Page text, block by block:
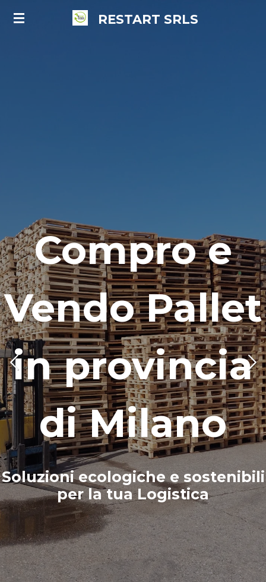
Vai
RESTART SRLS
Compro e
Vendo Pallet
in provincia
di Milano
Soluzioni ecologiche e sostenibili
per la tua Logistica